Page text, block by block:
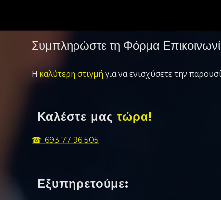
Συμπληρώστε τη Φόρμα
Η καλύτερη στιγμή για να ενισχύσετε την
Καλέστε μας τώρα!
☎: 693 77 96 505
Εξυπηρετούμε: